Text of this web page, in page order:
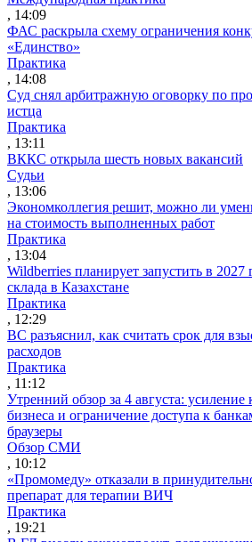
, 14:09
ФАС раскрыла схему ограничения
«Единство»
Практика
, 14:08
Суд снял арбитражную оговорку по
истца
Практика
, 13:11
ВККС открыла шесть новых вакансий
Судьи
, 13:06
Экономколлегия решит, можно ли
на стоимость выполненных работ
Практика
, 13:04
Wildberries планирует запустить в
склада в Казахстане
Практика
, 12:29
ВС разъяснил, как считать срок для
расходов
Практика
, 11:12
Утренний обзор за 4 августа: усиление
бизнеса и ограничение доступа к
браузеры
Обзор СМИ
, 10:12
«Промомеду» отказали в
препарат для терапии ВИЧ
Практика
, 19:21